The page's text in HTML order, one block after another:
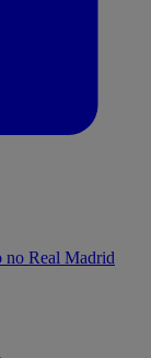
no Real Madrid